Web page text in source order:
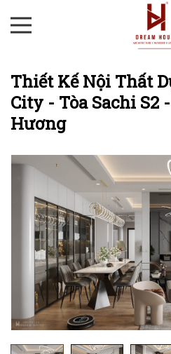
Thiết Kế Nội Thất
City - Tòa Sachi S2
Hương